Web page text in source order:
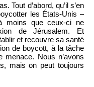
Tout d’abord, qu’il s’en
les États-Unis –
moins que ceux-ci ne
de Jérusalem. Et
et recouvre sa santé
de boycott, à la tâche
Nous n’avons
mais on peut toujours